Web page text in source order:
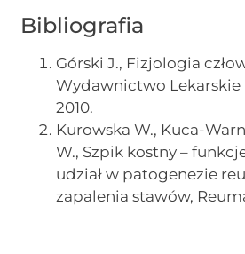
Bibliografia
Górski J., Fizjologia
Wydawnictwo Lekarskie
2010.
Kurowska W., Kuca-
W., Szpik kostny –
udział w patogenezie
zapalenia stawów,